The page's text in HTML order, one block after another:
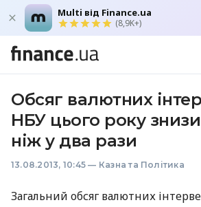
Multi від Finance.ua
(8,9K+)
Обсяг валютних
НБУ цього року
ніж у два рази
13.08.2013, 10:45 — Казна та Політика
Загальний обсяг валютних